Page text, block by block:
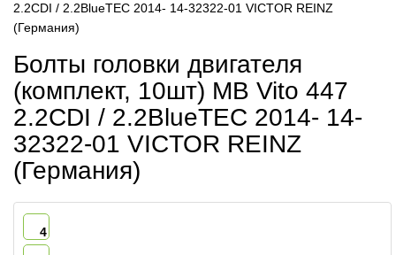
2.2CDI / 2.2BlueTEC 2014- 14-32322-01 VICTOR REINZ
(Германия)
Болты головки двигателя
(комплект, 10шт) MB Vito 447
2.2CDI / 2.2BlueTEC 2014- 14-
32322-01 VICTOR REINZ
(Германия)
4